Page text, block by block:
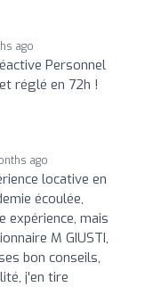
ago
Personnel
réglé en 72h !
ago
locative en
écoulée,
expérience, mais
M GIUSTI,
bon conseils,
j'en tire